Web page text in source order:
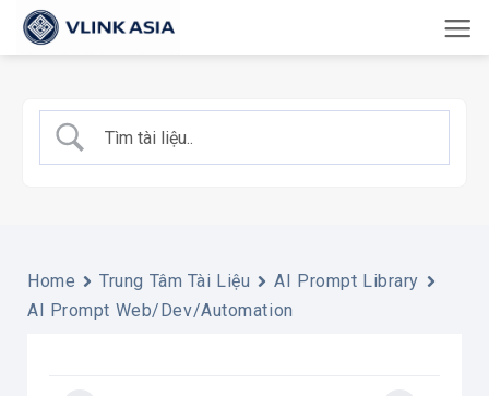
qua
dung
Home Trung Tâm Tài Liệu
AI Prompt Library
AI Prompt Web/Dev/Automation